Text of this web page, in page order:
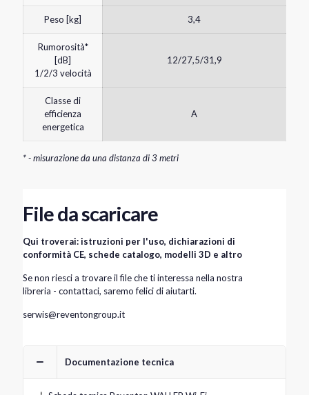
Peso [kg] 3,4
Rumorosità*
[dB]
1/2/3 velocità
12/27,5/31,9
Classe di
efficienza
energetica
A
* - misurazione da una distanza di 3 metri
File da scaricare
Qui troverai: istruzioni per l'uso, dichiarazioni di
conformità CE, schede catalogo, modelli 3D e altro
Se non riesci a trovare il file che ti interessa nella nostra
libreria - contattaci, saremo felici di aiutarti.
serwis@reventongroup.it
Documentazione tecnica